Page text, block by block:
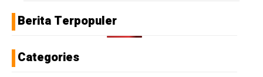
Berita Terpopuler
Categories